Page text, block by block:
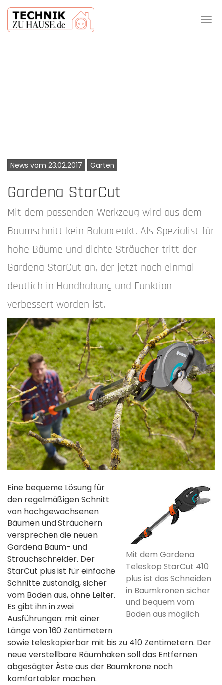
News vom 23.02.2017 Garten
Gardena StarCut
Mit dem passenden Werkzeug wird aus dem
Baumschnitt kein Balanceakt. Als Spezialist für
hohe Bäume und dichte Sträucher tritt der
Gardena StarCut an, der jetzt noch einmal
deutlich in Handhabung und Funktion
verbessert worden ist.
Mit dem Gardena
Teleskop StarCut 410
plus ist das Schneiden
in Baumkronen sicher
und bequem vom
Boden aus möglich
Eine bequeme Lösung für
den regelmäßigen Schnitt
von hochgewachsenen
Bäumen und Sträuchern
versprechen die neuen
Gardena Baum- und
Strauchschneider. Der
StarCut plus ist für einfache
Schnitte zuständig, sicher
vom Boden aus, ohne Leiter.
Es gibt ihn in zwei
Ausführungen: mit einer
Länge von 160 Zentimetern
sowie teleskopierbar mit bis zu 410 Zentimetern. Der
neue verstellbare Räumhaken soll das Entfernen
abgesägter Äste aus der Baumkrone noch
komfortabler machen.